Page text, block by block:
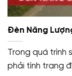
Đèn Năng
Trong quá trình
phải tình trạng